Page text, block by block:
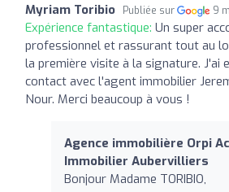
Myriam Toribio Publiée sur 9
Expérience fantastique: Un super
professionnel et rassurant tout au
la première visite à la signature. J'ai
contact avec l'agent immobilier
Nour. Merci beaucoup à vous !
Agence immobilière Orpi
Immobilier Aubervilliers
Bonjour Madame TORIBIO,